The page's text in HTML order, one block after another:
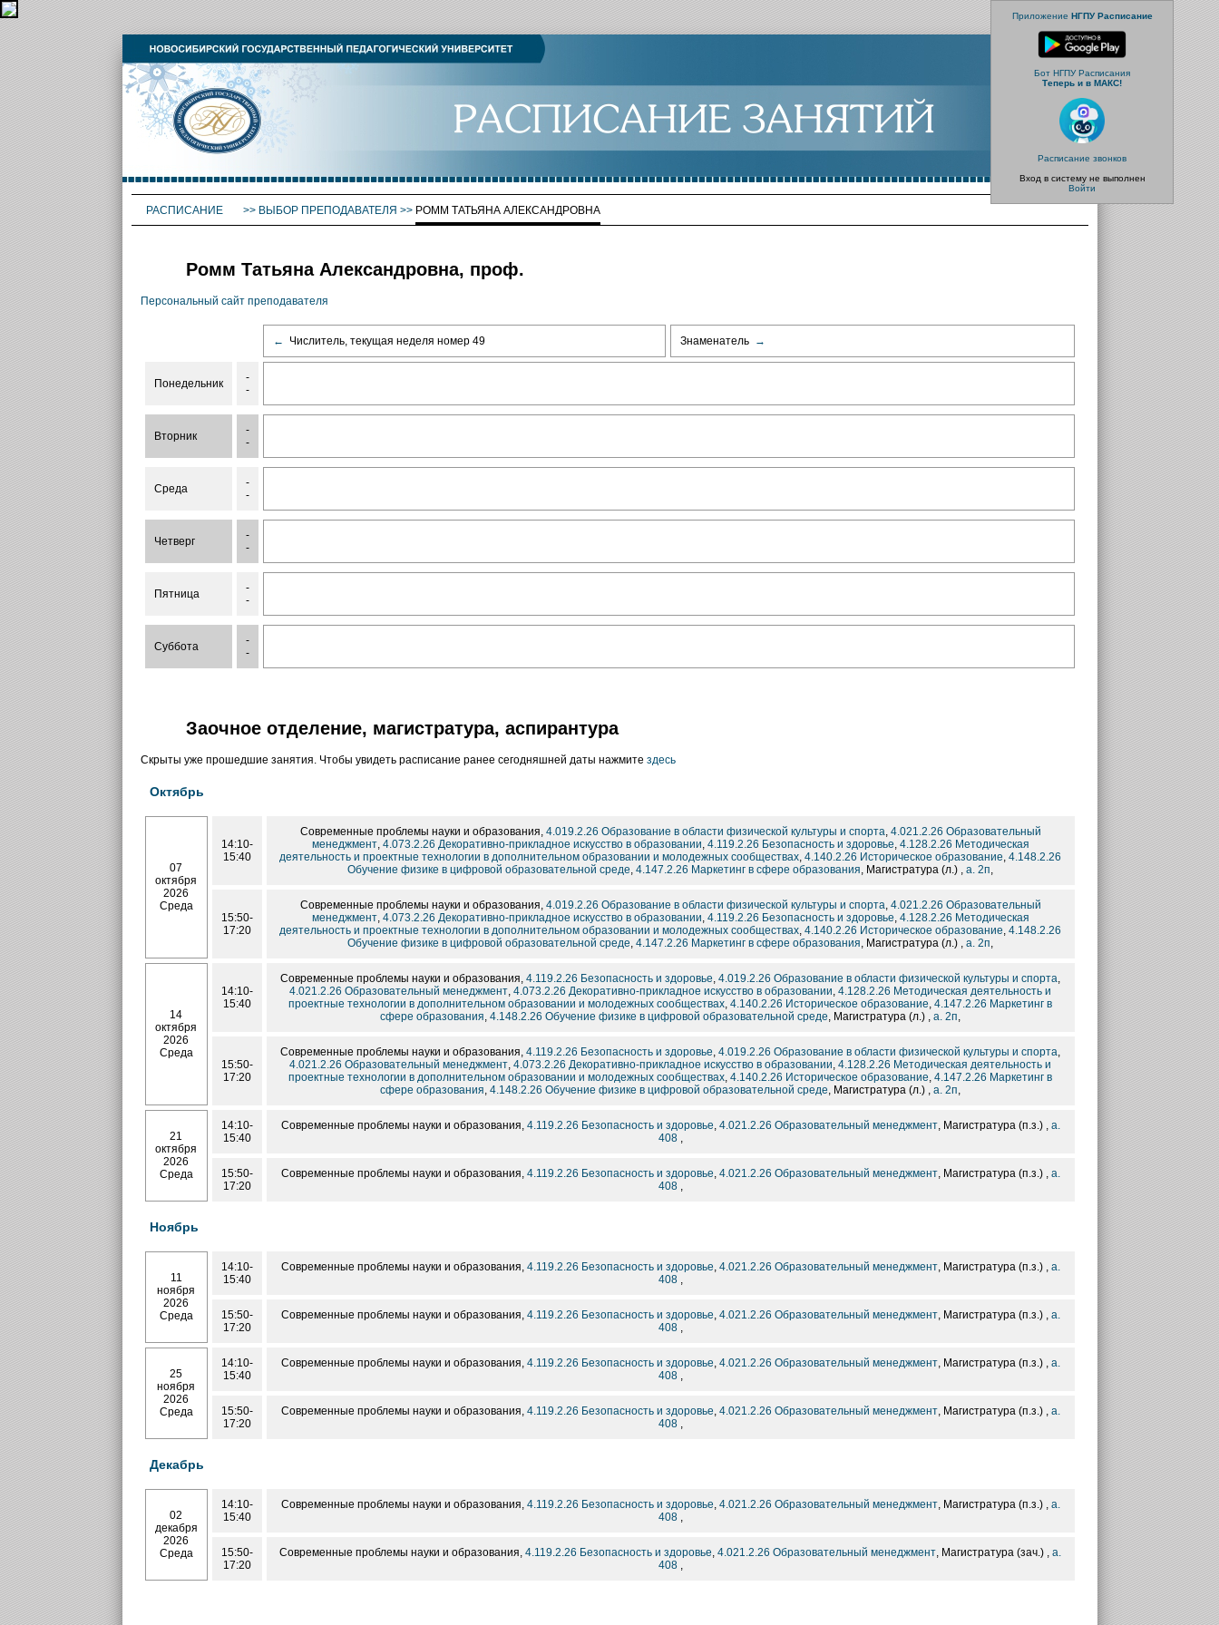
Приложение НГПУ Расписание
Бот НГПУ Расписания
Теперь и в МАКС!
Расписание звонков
Вход в систему не выполнен
Войти
РАСПИСАНИЕ >> ВЫБОР ПРЕПОДАВАТЕЛЯ >> РОММ ТАТЬЯНА АЛЕКСАНДРОВНА
Ромм Татьяна Александровна, проф.
Персональный сайт преподавателя
← Числитель, текущая неделя номер 49 Знаменатель →
Понедельник
-
-
Вторник
-
-
Среда
-
-
Четверг
-
-
Пятница
-
-
Суббота
-
-
Заочное отделение, магистратура, аспирантура
Скрыты уже прошедшие занятия. Чтобы увидеть расписание ранее сегодняшней даты нажмите здесь
Октябрь
07
октября
2026
Среда
14:10-
15:40
Современные проблемы науки и образования, 4.019.2.26 Образование в области физической культуры и спорта, 4.021.2.26 Образовательный
менеджмент, 4.073.2.26 Декоративно-прикладное искусство в образовании, 4.119.2.26 Безопасность и здоровье, 4.128.2.26 Методическая
деятельность и проектные технологии в дополнительном образовании и молодежных сообществах, 4.140.2.26 Историческое образование, 4.148.2.26
Обучение физике в цифровой образовательной среде, 4.147.2.26 Маркетинг в сфере образования, Магистратура (л.) , а. 2п,
15:50-
17:20
Современные проблемы науки и образования, 4.019.2.26 Образование в области физической культуры и спорта, 4.021.2.26 Образовательный
менеджмент, 4.073.2.26 Декоративно-прикладное искусство в образовании, 4.119.2.26 Безопасность и здоровье, 4.128.2.26 Методическая
деятельность и проектные технологии в дополнительном образовании и молодежных сообществах, 4.140.2.26 Историческое образование, 4.148.2.26
Обучение физике в цифровой образовательной среде, 4.147.2.26 Маркетинг в сфере образования, Магистратура (л.) , а. 2п,
14
октября
2026
Среда
14:10-
15:40
Современные проблемы науки и образования, 4.119.2.26 Безопасность и здоровье, 4.019.2.26 Образование в области физической культуры и спорта,
4.021.2.26 Образовательный менеджмент, 4.073.2.26 Декоративно-прикладное искусство в образовании, 4.128.2.26 Методическая деятельность и
проектные технологии в дополнительном образовании и молодежных сообществах, 4.140.2.26 Историческое образование, 4.147.2.26 Маркетинг в
сфере образования, 4.148.2.26 Обучение физике в цифровой образовательной среде, Магистратура (л.) , а. 2п,
15:50-
17:20
Современные проблемы науки и образования, 4.119.2.26 Безопасность и здоровье, 4.019.2.26 Образование в области физической культуры и спорта,
4.021.2.26 Образовательный менеджмент, 4.073.2.26 Декоративно-прикладное искусство в образовании, 4.128.2.26 Методическая деятельность и
проектные технологии в дополнительном образовании и молодежных сообществах, 4.140.2.26 Историческое образование, 4.147.2.26 Маркетинг в
сфере образования, 4.148.2.26 Обучение физике в цифровой образовательной среде, Магистратура (л.) , а. 2п,
21
октября
2026
Среда
14:10-
15:40
Современные проблемы науки и образования, 4.119.2.26 Безопасность и здоровье, 4.021.2.26 Образовательный менеджмент, Магистратура (п.з.) , а.
408 ,
15:50-
17:20
Современные проблемы науки и образования, 4.119.2.26 Безопасность и здоровье, 4.021.2.26 Образовательный менеджмент, Магистратура (п.з.) , а.
408 ,
Ноябрь
11
ноября
2026
Среда
14:10-
15:40
Современные проблемы науки и образования, 4.119.2.26 Безопасность и здоровье, 4.021.2.26 Образовательный менеджмент, Магистратура (п.з.) , а.
408 ,
15:50-
17:20
Современные проблемы науки и образования, 4.119.2.26 Безопасность и здоровье, 4.021.2.26 Образовательный менеджмент, Магистратура (п.з.) , а.
408 ,
25
ноября
2026
Среда
14:10-
15:40
Современные проблемы науки и образования, 4.119.2.26 Безопасность и здоровье, 4.021.2.26 Образовательный менеджмент, Магистратура (п.з.) , а.
408 ,
15:50-
17:20
Современные проблемы науки и образования, 4.119.2.26 Безопасность и здоровье, 4.021.2.26 Образовательный менеджмент, Магистратура (п.з.) , а.
408 ,
Декабрь
02
декабря
2026
Среда
14:10-
15:40
Современные проблемы науки и образования, 4.119.2.26 Безопасность и здоровье, 4.021.2.26 Образовательный менеджмент, Магистратура (п.з.) , а.
408 ,
15:50-
17:20
Современные проблемы науки и образования, 4.119.2.26 Безопасность и здоровье, 4.021.2.26 Образовательный менеджмент, Магистратура (зач.) , а.
408 ,